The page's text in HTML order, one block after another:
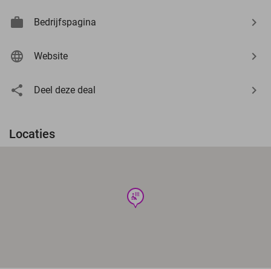
Bedrijfspagina
Website
Deel deze deal
Locaties
wellness